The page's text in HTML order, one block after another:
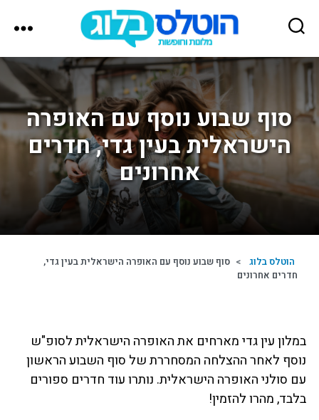
הוטלס
בלוג
סוף שבוע נוסף עם האופרה
הישראלית בעין גדי, חדרים
אחרונים
הוטלס בלוג > סוף שבוע נוסף עם האופרה הישראלית בעין גדי,
חדרים אחרונים
במלון עין גדי מארחים את האופרה הישראלית לסופ"ש
נוסף לאחר ההצלחה המסחררת של סוף השבוע הראשון
עם סולני האופרה הישראלית. נותרו עוד חדרים ספורים
בלבד, מהרו להזמין!